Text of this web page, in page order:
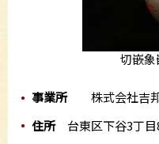
切嵌
事業所株式会社吉邦
住所台東区下谷3丁目